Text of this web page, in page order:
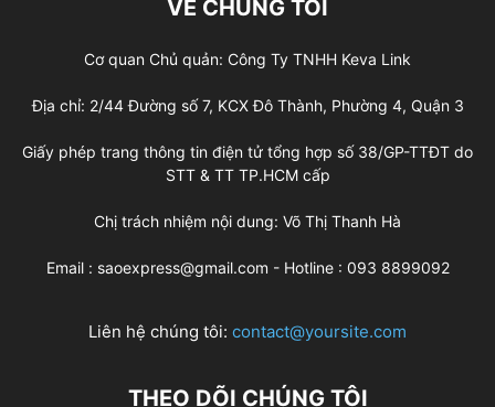
VỀ CHÚNG TÔI
Cơ quan Chủ quản: Công Ty TNHH Keva Link
Địa chỉ: 2/44 Đường số 7, KCX Đô Thành, Phường 4, Quận 3
Giấy phép trang thông tin điện tử tổng hợp số 38/GP-TTĐT do
STT & TT TP.HCM cấp
Chị trách nhiệm nội dung: Võ Thị Thanh Hà
Email : saoexpress@gmail.com - Hotline : 093 8899092
Liên hệ chúng tôi: contact@yoursite.com
THEO DÕI CHÚNG TÔI